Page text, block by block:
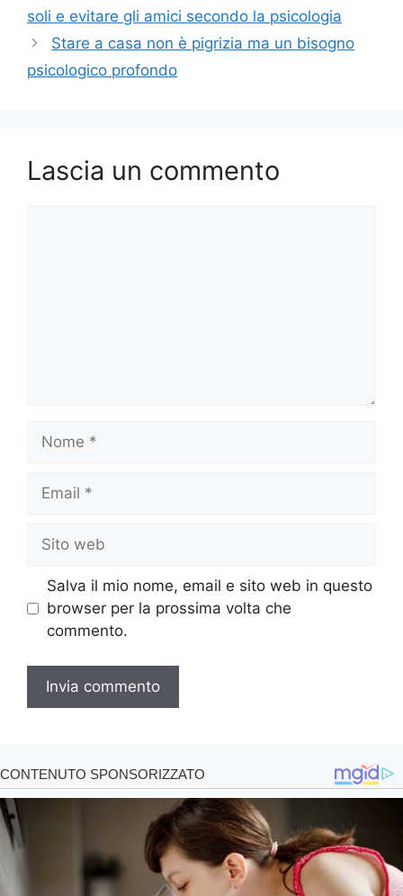
soli e evitare gli amici secondo la psicologia
Stare a casa non è pigrizia ma un bisogno
psicologico profondo
Lascia un commento
Nome
Email
Sito
web
Salva il mio nome, email e sito web in questo
browser per la prossima volta che
commento.